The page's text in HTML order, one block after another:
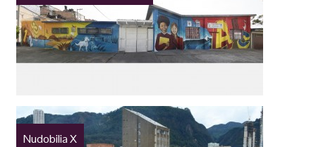
Nudobilia X